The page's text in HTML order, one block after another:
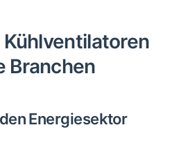
Branchen
Energiesektor